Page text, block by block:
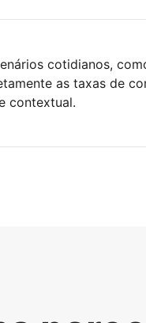
cotidianos,
as taxas de
contextual.